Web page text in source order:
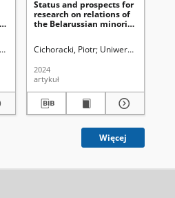
i
Leopold (1913-1924). Red.
Status and prospects for
research on relations of
the Belarussian minority
in connection with the
during the Polish
September Campaign
1939
Cichoracki, Piotr Uniwersytet Marii
2024
artykuł
Więcej